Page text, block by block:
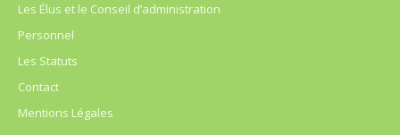
Les Élus et le Conseil d’administration
Personnel
Les Statuts
Contact
Mentions Légales